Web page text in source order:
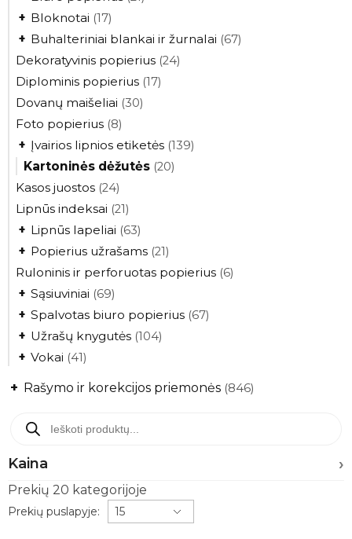
+ Bloknotai (17)
+ Buhalteriniai blankai ir žurnalai (67)
Dekoratyvinis popierius (24)
Diplominis popierius (17)
Dovanų maišeliai (30)
Foto popierius (8)
+ Įvairios lipnios etiketės (139)
Kartoninės dėžutės (20)
Kasos juostos (24)
Lipnūs indeksai (21)
+ Lipnūs lapeliai (63)
+ Popierius užrašams (21)
Ruloninis ir perforuotas popierius (6)
+ Sąsiuviniai (69)
+ Spalvotas biuro popierius (67)
+ Užrašų knygutės (104)
+ Vokai (41)
+ Rašymo ir korekcijos priemonės (846)
Kaina
Prekių 20 kategorijoje
Prekių puslapyje: